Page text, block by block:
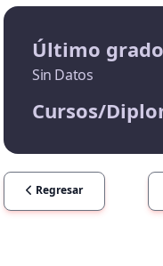
Último
Sin Datos
Cursos/
Regresar